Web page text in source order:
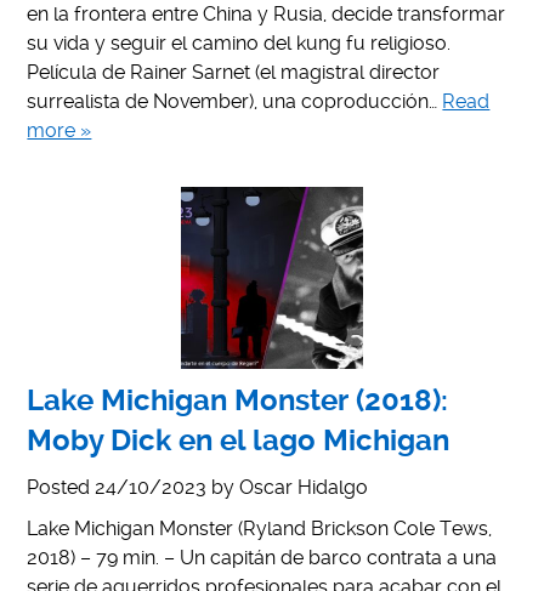
en la frontera entre China y Rusia, decide transformar
su vida y seguir el camino del kung fu religioso.
Película de Rainer Sarnet (el magistral director
surrealista de November), una coproducción… Read
more »
Lake Michigan Monster (2018):
Moby Dick en el lago Michigan
Posted 24/10/2023 byOscar Hidalgo
Lake Michigan Monster (Ryland Brickson Cole Tews,
2018) – 79 min. – Un capitán de barco contrata a una
serie de aguerridos profesionales para acabar con el